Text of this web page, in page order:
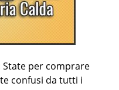
per comprare
confusi da tutti i